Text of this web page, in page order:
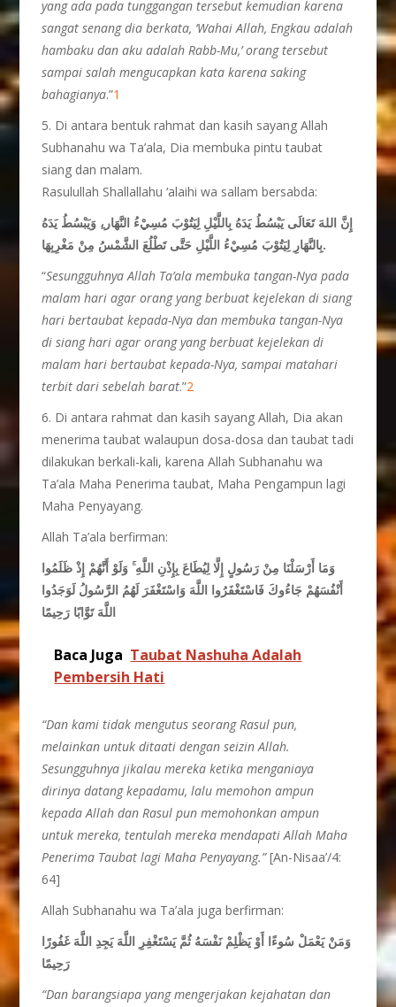
yang ada pada tunggangan tersebut kemudian karena
sangat senang dia berkata, ‘Wahai Allah, Engkau adalah
hambaku dan aku adalah Rabb-Mu,’ orang tersebut
sampai salah mengucapkan kata karena saking
bahagianya.”1
5. Di antara bentuk rahmat dan kasih sayang Allah
Subhanahu wa Ta’ala, Dia membuka pintu taubat
siang dan malam.
Rasulullah Shallallahu ‘alaihi wa sallam bersabda:
إِنَّ اللهَ تَعَالَى يَبْسُطُ يَدَهُ بِاللَّيْلِ لِيَتُوْبَ مُسِيْءُ النَّهَار،ِ وَيَبْسُطُ يَدَهُ
بِالنَّهَارِ لِيَتُوْبَ مُسِيْءُ اللَّيْلِ حَتَّى تَطْلُعَ الشَّمْسُ مِنْ مَغْرِبِهَا.
“Sesungguhnya Allah Ta’ala membuka tangan-Nya pada
malam hari agar orang yang berbuat kejelekan di siang
hari bertaubat kepada-Nya dan membuka tangan-Nya
di siang hari agar orang yang berbuat kejelekan di
malam hari bertaubat kepada-Nya, sampai matahari
terbit dari sebelah barat.”2
6. Di antara rahmat dan kasih sayang Allah, Dia akan
menerima taubat walaupun dosa-dosa dan taubat tadi
dilakukan berkali-kali, karena Allah Subhanahu wa
Ta’ala Maha Penerima taubat, Maha Pengampun lagi
Maha Penyayang.
Allah Ta’ala berfirman:
وَمَا أَرْسَلْنَا مِنْ رَسُولٍ إِلَّا لِيُطَاعَ بِإِذْنِ اللَّهِۚوَلَوْ أَنَّهُمْ إِذْ ظَلَمُوا
أَنْفُسَهُمْ جَاءُوكَ فَاسْتَغْفَرُوا اللَّهَ وَاسْتَغْفَرَ لَهُمُ الرَّسُولُ لَوَجَدُوا
اللَّهَ تَوَّابًا رَحِيمًا
Baca Juga Taubat Nashuha Adalah
Pembersih Hati
“Dan kami tidak mengutus seorang Rasul pun,
melainkan untuk ditaati dengan seizin Allah.
Sesungguhnya jikalau mereka ketika menganiaya
dirinya datang kepadamu, lalu memohon ampun
kepada Allah dan Rasul pun memohonkan ampun
untuk mereka, tentulah mereka mendapati Allah Maha
Penerima Taubat lagi Maha Penyayang.”[An-Nisaa’/4:
64]
Allah Subhanahu wa Ta’ala juga berfirman:
وَمَنْ يَعْمَلْ سُوءًا أَوْ يَظْلِمْ نَفْسَهُ ثُمَّ يَسْتَغْفِرِ اللَّهَ يَجِدِ اللَّهَ غَفُورًا
رَحِيمًا
“Dan barangsiapa yang mengerjakan kejahatan dan